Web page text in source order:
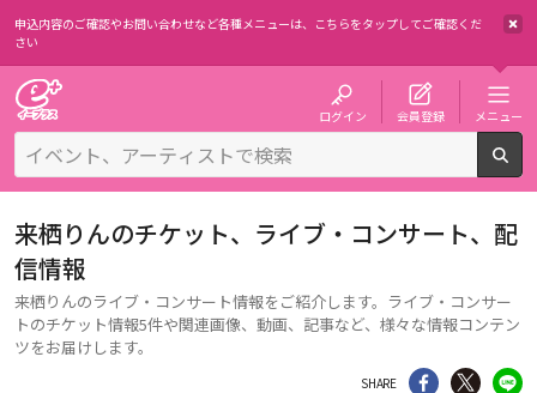
申込内容のご確認やお問い合わせなど各種メニューは、 こちらをタップしてご確認くだ
さい
ログイン 会員登録 メニュー
来栖りんのチケット、ライブ・コンサート、配
信情報
来栖りんのライブ・コンサート情報をご紹介します。ライブ・コンサー
トのチケット情報5件や関連画像、動画、記事など、様々な情報コンテン
ツをお届けします。
SHARE シェア Twitter